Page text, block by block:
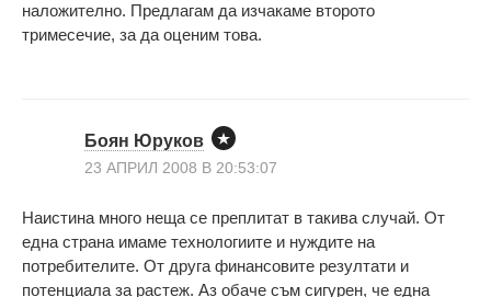
наложително. Предлагам да изчакаме второто
тримесечие, за да оценим това.
Боян Юруков
23 АПРИЛ 2008 В 20:53:07
Наистина много неща се преплитат в такива случай. От
една страна имаме технологиите и нуждите на
потребителите. От друга финансовите резултати и
потенциала за растеж. Аз обаче съм сигурен, че една